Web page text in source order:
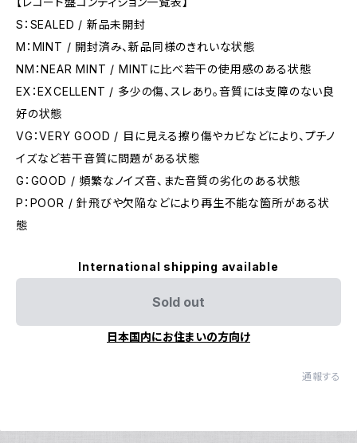
S：SEALED / 新品未開封
M：MINT / 開封済み、新品同様のきれいな状態
NM：NEAR MINT / MINTに比べ若干の使用感のある状態
EX：EXCELLENT / 多少の傷、スレあり。音質には支障のない良
好の状態
VG：VERY GOOD / 目に見える擦り傷やカビなどにより、プチノ
イズなど若干音質に問題がある状態
G：GOOD / 頻繁なノイズ音、また音質の劣化のある状態
P：POOR / 針飛びや欠陥などにより再生不能な箇所がある状
態
International shipping available
Sold out
日本国内にお住まいの方向け
通報する